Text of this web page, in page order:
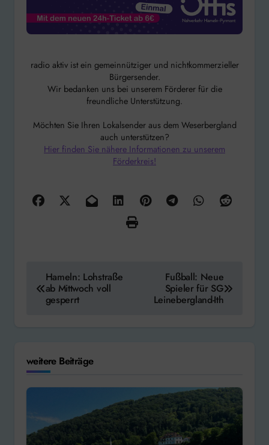
radio aktiv ist ein gemeinnütziger und nichtkommerzieller
Bürgersender.
Wir bedanken uns bei unserem Förderer für die
freundliche Unterstützung.
Möchten Sie Ihren Lokalsender aus dem Weserbergland
auch unterstützen?
Hier finden Sie nähere Informationen zu unserem
Förderkreis!
Beitragsnavigation
Hameln: Lohstraße
ab Mittwoch voll
gesperrt
Fußball: Neue
Spieler für SG
Leinebergland-Ith
weitere Beiträge